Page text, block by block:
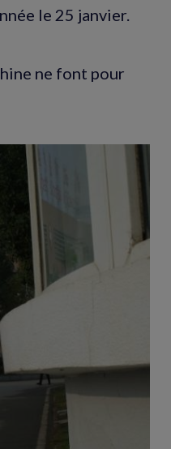
le 25 janvier.
ne font pour